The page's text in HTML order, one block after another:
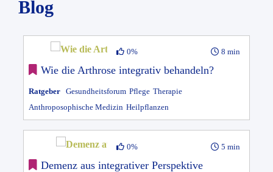
Blog
0% 8 min
Wie die Arthrose integrativ behandeln?
Ratgeber Gesundheitsforum Pflege Therapie
Anthroposophische Medizin Heilpflanzen
0% 5 min
Demenz aus integrativer Perspektive